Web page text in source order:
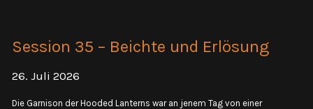
Kings
Session 35 – Beichte und Erlösung
26. Juli 2026
Die Garnison der Hooded Lanterns war an jenem Tag von einer